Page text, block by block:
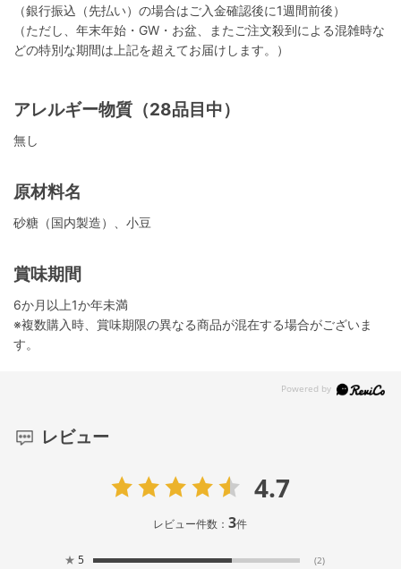
（銀行振込（先払い）の場合はご入金確認後に1週間前後）
（ただし、年末年始・GW・お盆、またご注文殺到による混雑時な
どの特別な期間は上記を超えてお届けします。）
アレルギー物質（28品目中）
無し
原材料名
砂糖（国内製造）、小豆
賞味期間
6か月以上1か年未満
※複数購入時、賞味期限の異なる商品が混在する場合がございま
す。
レビュー
4.7
レビュー件数：3件
★ 5 (2)